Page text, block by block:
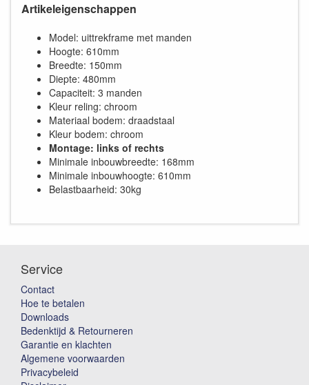
Artikeleigenschappen
Model: uittrekframe met manden
Hoogte: 610mm
Breedte: 150mm
Diepte: 480mm
Capaciteit: 3 manden
Kleur reling: chroom
Materiaal bodem: draadstaal
Kleur bodem: chroom
Montage: links of rechts
Minimale inbouwbreedte: 168mm
Minimale inbouwhoogte: 610mm
Belastbaarheid: 30kg
Service
Contact
Hoe te betalen
Downloads
Bedenktijd & Retourneren
Garantie en klachten
Algemene voorwaarden
Privacybeleid